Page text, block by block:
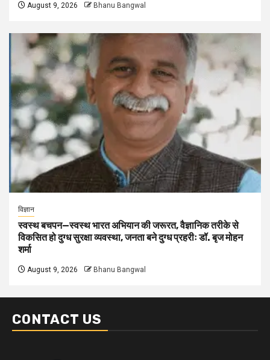
August 9, 2026 Bhanu Bangwal
विज्ञान
स्वस्थ बचपन—स्वस्थ भारत अभियान की जरूरत, वैज्ञानिक तरीके से
विकसित हो दुग्ध सुरक्षा व्यवस्था, जनता बने दुग्ध प्रहरीः डॉ. बृज मोहन
शर्मा
August 9, 2026 Bhanu Bangwal
CONTACT US